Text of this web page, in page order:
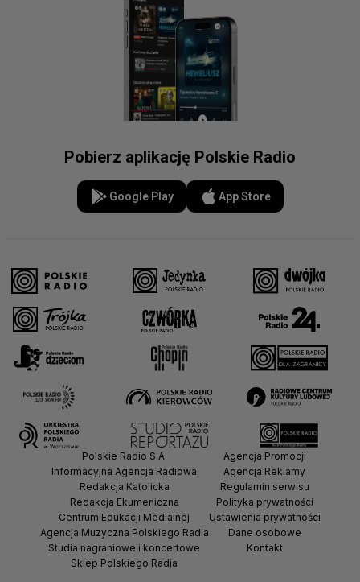
Pobierz aplikację Polskie Radio
Google Play App Store
Polskie Radio S.A.
Informacyjna Agencja Radiowa
Redakcja Katolicka
Redakcja Ekumeniczna
Centrum Edukacji Medialnej
Agencja Muzyczna Polskiego Radia
Studia nagraniowe i koncertowe
Sklep Polskiego Radia
Agencja Promocji
Agencja Reklamy
Regulamin serwisu
Polityka prywatności
Ustawienia prywatności
Dane osobowe
Kontakt